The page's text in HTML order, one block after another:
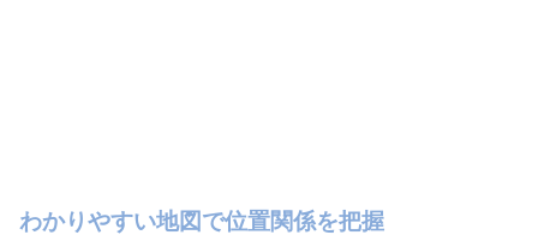
わかりやすい地図で位置関係を把握